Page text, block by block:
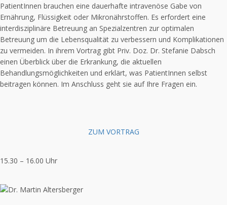
PatientInnen brauchen eine dauerhafte intravenöse Gabe von
Ernährung, Flüssigkeit oder Mikronährstoffen. Es erfordert eine
interdisziplinäre Betreuung an Spezialzentren zur optimalen
Betreuung um die Lebensqualität zu verbessern und Komplikationen
zu vermeiden. In ihrem Vortrag gibt Priv. Doz. Dr. Stefanie Dabsch
einen Überblick über die Erkrankung, die aktuellen
Behandlungsmöglichkeiten und erklärt, was PatientInnen selbst
beitragen können. Im Anschluss geht sie auf Ihre Fragen ein.
ZUM VORTRAG
15.30 – 16.00 Uhr